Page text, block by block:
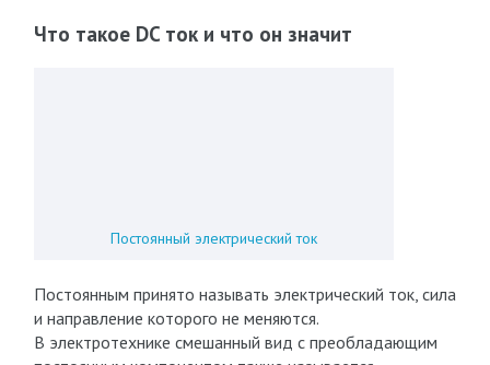
Что такое DC ток и что он значит
Постоянный электрический ток
Постоянным принято называть электрический ток, сила
и направление которого не меняются.
В электротехнике смешанный вид с преобладающим